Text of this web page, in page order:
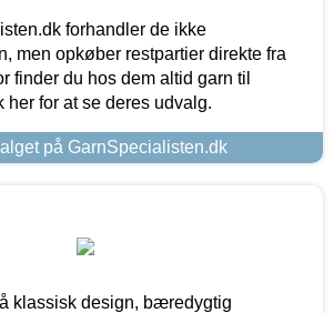
forhandler de ikke
men opkøber restpartier direkte fra
finder du hos dem altid garn til
her for at se deres udvalg.
på GarnSpecialisten.dk
klassisk design, bæredygtig